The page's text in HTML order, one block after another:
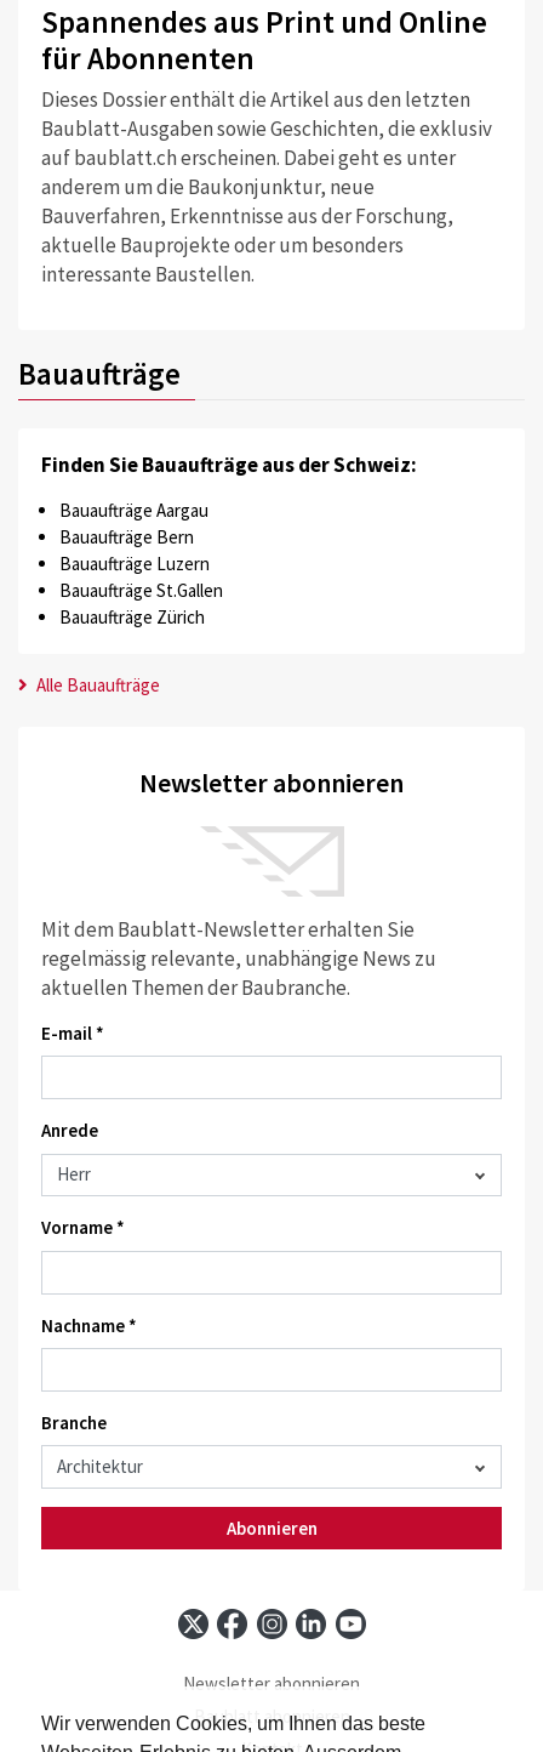
Wir verwenden Cookies, um Ihnen das beste
Spannendes aus Print und Online
für Abonnenten
Dieses Dossier enthält die Artikel aus den letzten
Baublatt-Ausgaben sowie Geschichten, die exklusiv
auf baublatt.ch erscheinen. Dabei geht es unter
anderem um die Baukonjunktur, neue
Bauverfahren, Erkenntnisse aus der Forschung,
aktuelle Bauprojekte oder um besonders
interessante Baustellen.
Bauaufträge
Finden Sie Bauaufträge aus der Schweiz:
Bauaufträge Aargau
Bauaufträge Bern
Bauaufträge Luzern
Bauaufträge St.Gallen
Bauaufträge Zürich
Alle Bauaufträge
Newsletter abonnieren
Mit dem Baublatt-Newsletter erhalten Sie
regelmässig relevante, unabhängige News zu
aktuellen Themen der Baubranche.
E-mail *
Anrede
Vorname *
Nachname *
Branche
Abonnieren
Newsletter abonnieren
Baublatt abonnieren